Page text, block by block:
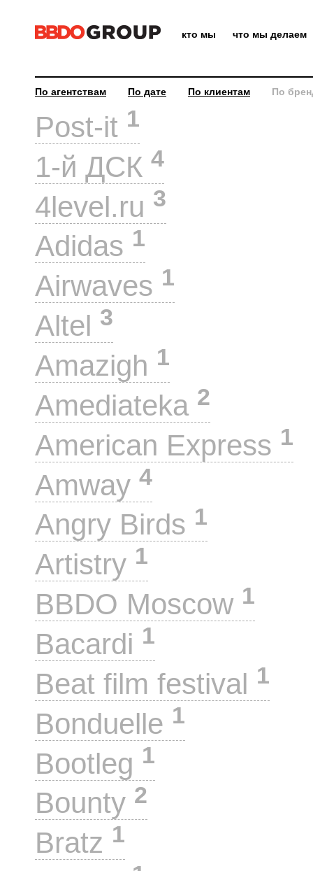
кто мы что мы делаем
По агентствам По дате По клиентам По
Post-it 1
1-й ДСК 4
4level.ru 3
Adidas 1
Airwaves 1
Altel 3
Amazigh 1
Amediateka 2
American Express 1
Amway 4
Angry Birds 1
Artistry 1
BBDO Moscow 1
Bacardi 1
Beat film festival 1
Bonduelle 1
Bootleg 1
Bounty 2
Bratz 1